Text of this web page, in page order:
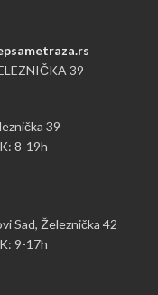
39
39
8-19h
Sad, Železnička 42
9-17h